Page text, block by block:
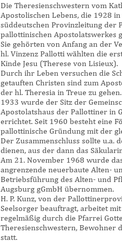
Die Theresienschwestern vom
Apostolischen Lebens, die 1928
süddeutschen Provinzleitung der
pallottinischen Apostolatswerkes
Sie gehörten von Anfang an der
hl. Vinzenz Pallotti wählten die
Kinde Jesu (Therese von Lisieux).
Durch ihr Leben versuchen die
getauften Christen sind zum
der hl. Theresia in Treue zu gehen.
1933 wurde der Sitz der
Apostolatshaus der Pallottiner in
errichtet. Seit 1960 besteht eine
pallottinische Gründung mit der
Der Zusammenschluss sollte u.a.
dienen, aus der dann das
Am 21. November 1968 wurde
angrenzende neuerbaute Alten-
Betriebsführung des Alten- und
Augsburg gGmbH übernommen.
H. P. Kunz, von der
Seelsorger beauftragt, arbeitet
regelmäßig durch die Pfarrei
Theresienschwestern, Bewohner
statt.